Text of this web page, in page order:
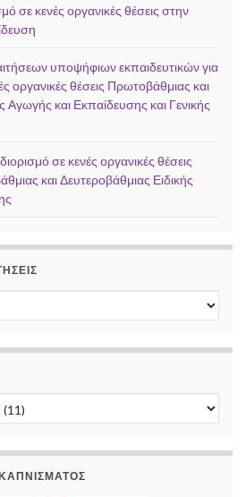
σε κενές οργανικές θέσεις στην
υποψήφιων εκπαιδευτικών για
οργανικές θέσεις Πρωτοβάθμιας και
Αγωγής και Εκπαίδευσης και Γενικής
σε κενές οργανικές θέσεις
και Δευτεροβάθμιας Ειδικής